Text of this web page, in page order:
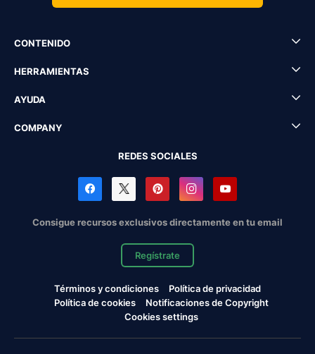
CONTENIDO
HERRAMIENTAS
AYUDA
COMPANY
REDES SOCIALES
Consigue recursos exclusivos directamente en tu email
Regístrate
Términos y condiciones
Política de privacidad
Política de cookies
Notificaciones de Copyright
Cookies settings